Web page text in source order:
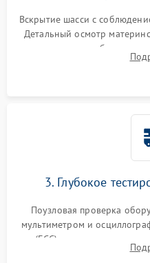
Вскрытие шасси с
Детальный осмотр
контроллеров и блоков
повреждений,
3. Глубокое
Поузловая проверка
мультиметром и
(ECC) и состояния
специализированными